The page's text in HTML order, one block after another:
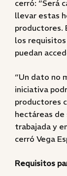
cerró: “Será
llevar estas
productores.
los
puedan
“Un dato no
iniciativa
productores
hectáreas de
trabajada y
cerró Vega
Requisitos